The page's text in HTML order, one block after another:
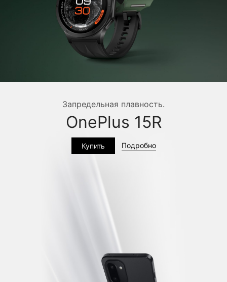
Запредельная плавность.
OnePlus 15R
Купить Подробно